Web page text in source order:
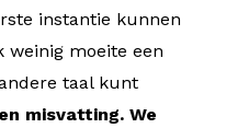
instantie kunnen
moeite een
taal kunt
misvatting. We